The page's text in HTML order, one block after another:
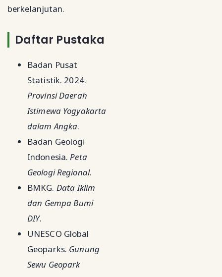
berkelanjutan.
Daftar Pustaka
Badan Pusat
Statistik. 2024.
Provinsi Daerah
Istimewa Yogyakarta
dalam Angka.
Badan Geologi
Indonesia. Peta
Geologi Regional.
BMKG. Data Iklim
dan Gempa Bumi
DIY.
UNESCO Global
Geoparks. Gunung
Sewu Geopark